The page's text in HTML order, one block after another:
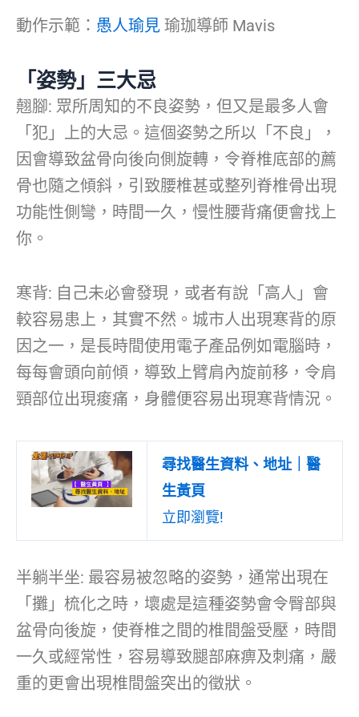
動作示範： 愚人瑜見 瑜珈導師 Mavis
「姿勢」三大忌
翹腳: 眾所周知的不良姿勢，但又是最多人會
「犯」上的大忌。這個姿勢之所以「不良」，
因會導致盆骨向後向側旋轉，令脊椎底部的薦
骨也隨之傾斜，引致腰椎甚或整列脊椎骨出現
功能性側彎，時間一久，慢性腰背痛便會找上
你。
寒背: 自己未必會發現，或者有說「高人」會
較容易患上，其實不然。城市人出現寒背的原
因之一，是長時間使用電子產品例如電腦時，
每每會頭向前傾，導致上臂肩內旋前移，令肩
頸部位出現痠痛，身體便容易出現寒背情況。
尋找醫生資料、地址｜醫
生黃頁
立即瀏覽!
半躺半坐: 最容易被忽略的姿勢，通常出現在
「攤」梳化之時，壞處是這種姿勢會令臀部與
盆骨向後旋，使脊椎之間的椎間盤受壓，時間
一久或經常性，容易導致腿部麻痹及刺痛，嚴
重的更會出現椎間盤突出的徵狀。